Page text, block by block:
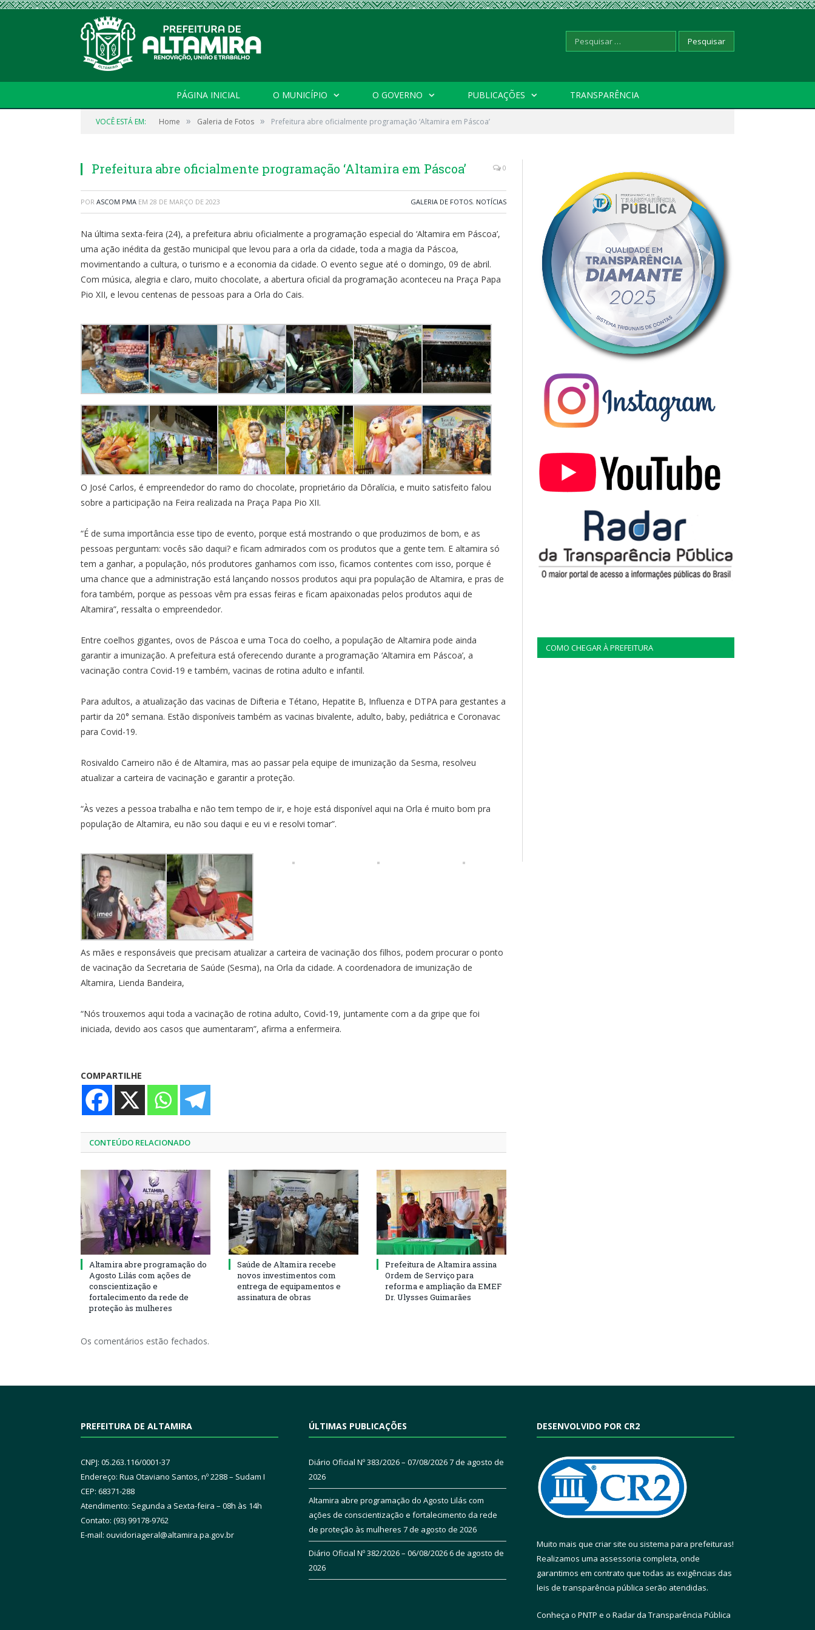
Pesquisar
PÁGINA INICIAL O MUNICÍPIO O GOVERNO PUBLICAÇÕES TRANSPARÊNCIA
VOCÊ ESTÁ EM: Home » Galeria de Fotos » Prefeitura abre oficialmente programação ‘Altamira em Páscoa’
Prefeitura abre oficialmente programação ‘Altamira em Páscoa’ 0
POR ASCOM PMA EM 28 DE MARÇO DE 2023 GALERIA DE FOTOS, NOTÍCIAS
Na última sexta-feira (24), a prefeitura abriu oficialmente a programação especial do ‘Altamira em Páscoa’,
uma ação inédita da gestão municipal que levou para a orla da cidade, toda a magia da Páscoa,
movimentando a cultura, o turismo e a economia da cidade. O evento segue até o domingo, 09 de abril.
Com música, alegria e claro, muito chocolate, a abertura oficial da programação aconteceu na Praça Papa
Pio XII, e levou centenas de pessoas para a Orla do Cais.
O José Carlos, é empreendedor do ramo do chocolate, proprietário da Dôralícia, e muito satisfeito falou
sobre a participação na Feira realizada na Praça Papa Pio XII.
“É de suma importância esse tipo de evento, porque está mostrando o que produzimos de bom, e as
pessoas perguntam: vocês são daqui? e ficam admirados com os produtos que a gente tem. E altamira só
tem a ganhar, a população, nós produtores ganhamos com isso, ficamos contentes com isso, porque é
uma chance que a administração está lançando nossos produtos aqui pra população de Altamira, e pras de
fora também, porque as pessoas vêm pra essas feiras e ficam apaixonadas pelos produtos aqui de
Altamira”, ressalta o empreendedor.
Entre coelhos gigantes, ovos de Páscoa e uma Toca do coelho, a população de Altamira pode ainda
garantir a imunização. A prefeitura está oferecendo durante a programação ‘Altamira em Páscoa’, a
vacinação contra Covid-19 e também, vacinas de rotina adulto e infantil.
Para adultos, a atualização das vacinas de Difteria e Tétano, Hepatite B, Influenza e DTPA para gestantes a
partir da 20° semana. Estão disponíveis também as vacinas bivalente, adulto, baby, pediátrica e Coronavac
para Covid-19.
Rosivaldo Carneiro não é de Altamira, mas ao passar pela equipe de imunização da Sesma, resolveu
atualizar a carteira de vacinação e garantir a proteção.
“Às vezes a pessoa trabalha e não tem tempo de ir, e hoje está disponível aqui na Orla é muito bom pra
população de Altamira, eu não sou daqui e eu vi e resolvi tomar”.
As mães e responsáveis que precisam atualizar a carteira de vacinação dos filhos, podem procurar o ponto
de vacinação da Secretaria de Saúde (Sesma), na Orla da cidade. A coordenadora de imunização de
Altamira, Lienda Bandeira,
“Nós trouxemos aqui toda a vacinação de rotina adulto, Covid-19, juntamente com a da gripe que foi
iniciada, devido aos casos que aumentaram”, afirma a enfermeira.
COMPARTILHE
CONTEÚDO RELACIONADO
Altamira abre programação do
Agosto Lilás com ações de
conscientização e
fortalecimento da rede de
proteção às mulheres
Saúde de Altamira recebe
novos investimentos com
entrega de equipamentos e
assinatura de obras
Prefeitura de Altamira assina
Ordem de Serviço para
reforma e ampliação da EMEF
Dr. Ulysses Guimarães
Os comentários estão fechados.
COMO CHEGAR À PREFEITURA
PREFEITURA DE ALTAMIRA
CNPJ: 05.263.116/0001-37
Endereço: Rua Otaviano Santos, nº 2288 – Sudam I
CEP: 68371-288
Atendimento: Segunda a Sexta-feira – 08h às 14h
Contato: (93) 99178-9762
E-mail: ouvidoriageral@altamira.pa.gov.br
ÚLTIMAS PUBLICAÇÕES
Diário Oficial Nº 383/2026 – 07/08/20267 de agosto de
2026
Altamira abre programação do Agosto Lilás com
ações de conscientização e fortalecimento da rede
de proteção às mulheres 7 de agosto de 2026
Diário Oficial Nº 382/2026 – 06/08/20266 de agosto de
2026
DESENVOLVIDO POR CR2
Muito mais que criar site ou sistema para prefeituras!
Realizamos uma assessoria completa, onde
garantimos em contrato que todas as exigências das
leis de transparência pública serão atendidas.
Conheça o PNTP e o Radar da Transparência Pública